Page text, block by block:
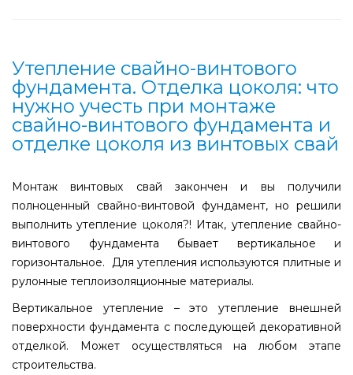
Утепление свайно-винтового
фундамента. Отделка цоколя: что
нужно учесть при монтаже
свайно-винтового фундамента и
отделке цоколя из винтовых свай
Монтаж винтовых свай закончен и вы получили
полноценный свайно-винтовой фундамент, но решили
выполнить утепление цоколя?! Итак, утепление свайно-
винтового фундамента бывает вертикальное и
горизонтальное. Для утепления используются плитные и
рулонные теплоизоляционные материалы.
Вертикальное утепление – это утепление внешней
поверхности фундамента с последующей декоративной
отделкой. Может осуществляться на любом этапе
строительства.